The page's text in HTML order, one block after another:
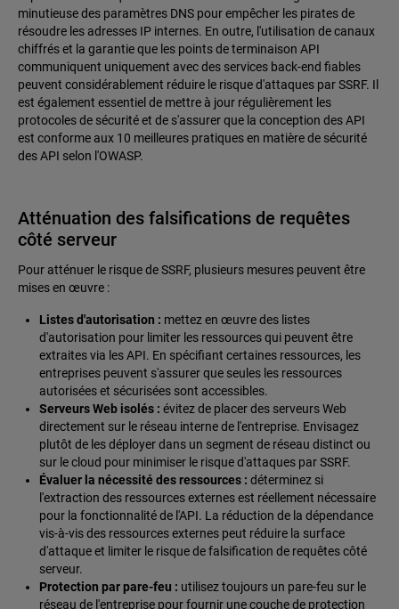
minutieuse des paramètres DNS pour empêcher les pirates de
résoudre les adresses IP internes. En outre, l'utilisation de canaux
chiffrés et la garantie que les points de terminaison API
communiquent uniquement avec des services back-end fiables
peuvent considérablement réduire le risque d'attaques par SSRF. Il
est également essentiel de mettre à jour régulièrement les
protocoles de sécurité et de s'assurer que la conception des API
est conforme aux 10 meilleures pratiques en matière de sécurité
des API selon l'OWASP.
Atténuation des falsifications de requêtes
côté serveur
Pour atténuer le risque de SSRF, plusieurs mesures peuvent être
mises en œuvre :
Listes d'autorisation : mettez en œuvre des listes
d'autorisation pour limiter les ressources qui peuvent être
extraites via les API. En spécifiant certaines ressources, les
entreprises peuvent s'assurer que seules les ressources
autorisées et sécurisées sont accessibles.
Serveurs Web isolés : évitez de placer des serveurs Web
directement sur le réseau interne de l'entreprise. Envisagez
plutôt de les déployer dans un segment de réseau distinct ou
sur le cloud pour minimiser le risque d'attaques par SSRF.
Évaluer la nécessité des ressources : déterminez si
l'extraction des ressources externes est réellement nécessaire
pour la fonctionnalité de l'API. La réduction de la dépendance
vis-à-vis des ressources externes peut réduire la surface
d'attaque et limiter le risque de falsification de requêtes côté
serveur.
Protection par pare-feu : utilisez toujours un pare-feu sur le
réseau de l'entreprise pour fournir une couche de protection